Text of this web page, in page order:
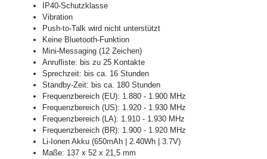
IP40-Schutzklasse
Vibration
Push-to-Talk wird nicht unterstützt
Keine Bluetooth-Funktion
Mini-Messaging (12 Zeichen)
Anrufliste: bis zu 25 Kontakte
Sprechzeit: bis ca. 16 Stunden
Standby-Zeit: bis ca. 180 Stunden
Frequenzbereich (EU): 1.880 - 1.900 MHz
Frequenzbereich (US): 1.920 - 1.930 MHz
Frequenzbereich (LA): 1.910 - 1.930 MHz
Frequenzbereich (BR): 1.900 - 1.920 MHz
Li-Ionen Akku (650mAh | 2.40Wh | 3.7V)
Maße: 137 x 52 x 21,5 mm